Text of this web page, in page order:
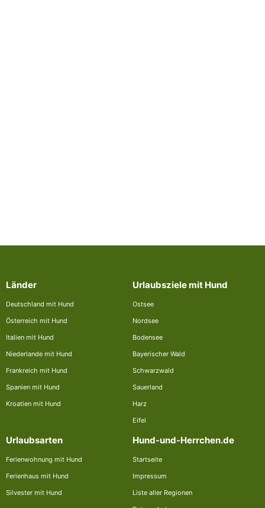
Länder
Deutschland mit Hund
Österreich mit Hund
Italien mit Hund
Niederlande mit Hund
Frankreich mit Hund
Spanien mit Hund
Kroatien mit Hund
Urlaubsziele mit Hund
Ostsee
Nordsee
Bodensee
Bayerischer Wald
Schwarzwald
Sauerland
Harz
Eifel
Urlaubsarten
Ferienwohnung mit Hund
Ferienhaus mit Hund
Silvester mit Hund
Hund-und-Herrchen.de
Startseite
Impressum
Liste aller Regionen